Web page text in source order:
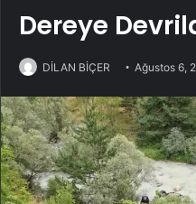
Dereye
DİLAN BİÇER Ağustos 6,